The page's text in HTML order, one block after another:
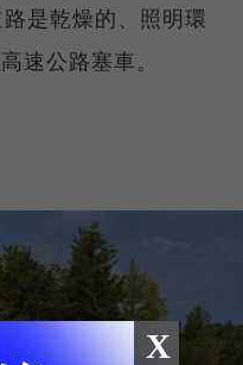
是乾燥的、照明環
速公路塞車。
X